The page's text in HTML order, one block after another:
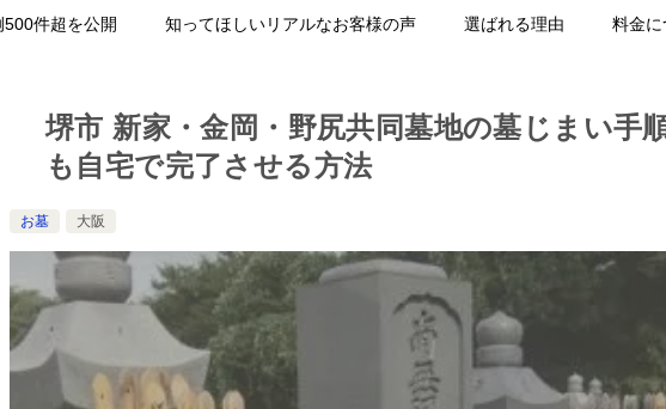
件超を公開 知ってほしいリアルなお客様の声 選ばれる理由 料金に
堺市 新家・金岡・野尻共同墓地の墓じまい手
も自宅で完了させる方法
お墓 大阪